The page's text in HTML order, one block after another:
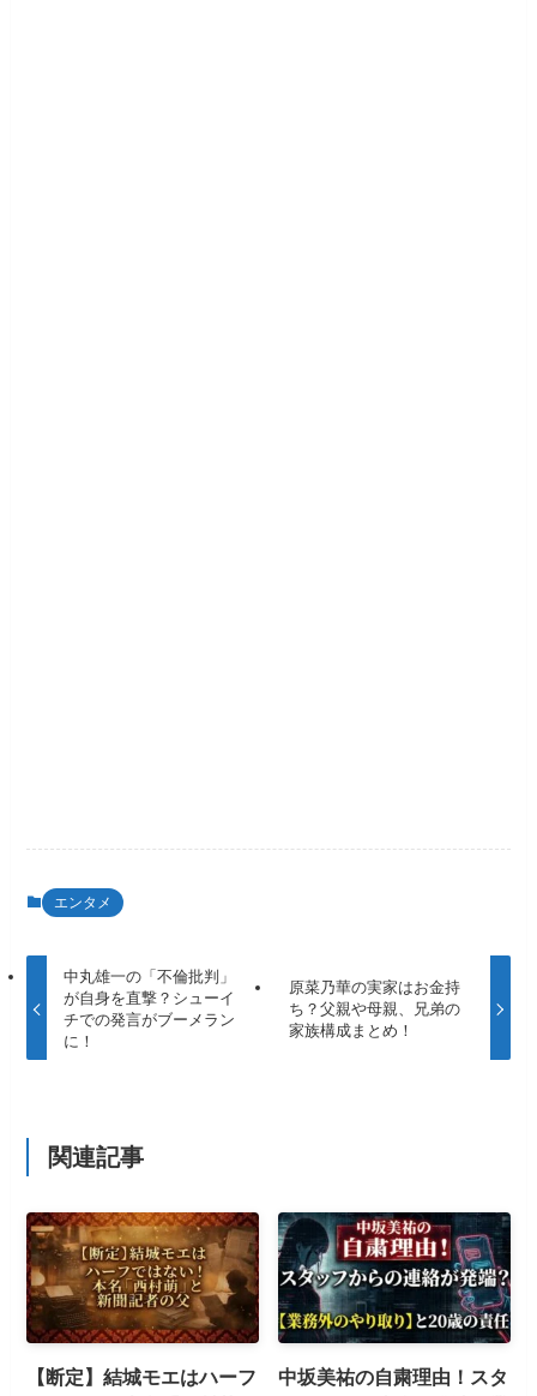
エンタメ
中丸雄一の「不倫批判」
が自身を直撃？シューイ
チでの発言がブーメラン
に！
原菜乃華の実家はお金持
ち？父親や母親、兄弟の
家族構成まとめ！
関連記事
【断定】結城モエはハーフ
中坂美祐の自粛理由！スタ